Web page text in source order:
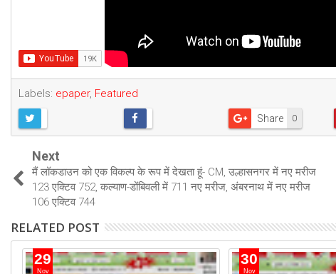
Labels: epaper, Featured
0
Share
Next
मैं लॉकडाउन को एक विकल्प के रूप में देखता हूं- CM, उल्हासनगर में नए मरीज
123 एक्टिव 752, कल्याण-डोंबिवली में 711 नए मरीज, अंबरनाथ में नए मरीज
106 एक्टिव 744
RELATED POST
29
Nov
30
Nov